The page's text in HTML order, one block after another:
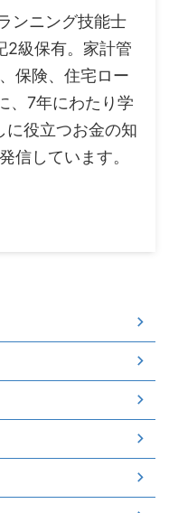
ンニング技能士
2級保有。家計管
保険、住宅ロー
、7年にわたり学
に役立つお金の知
信しています。